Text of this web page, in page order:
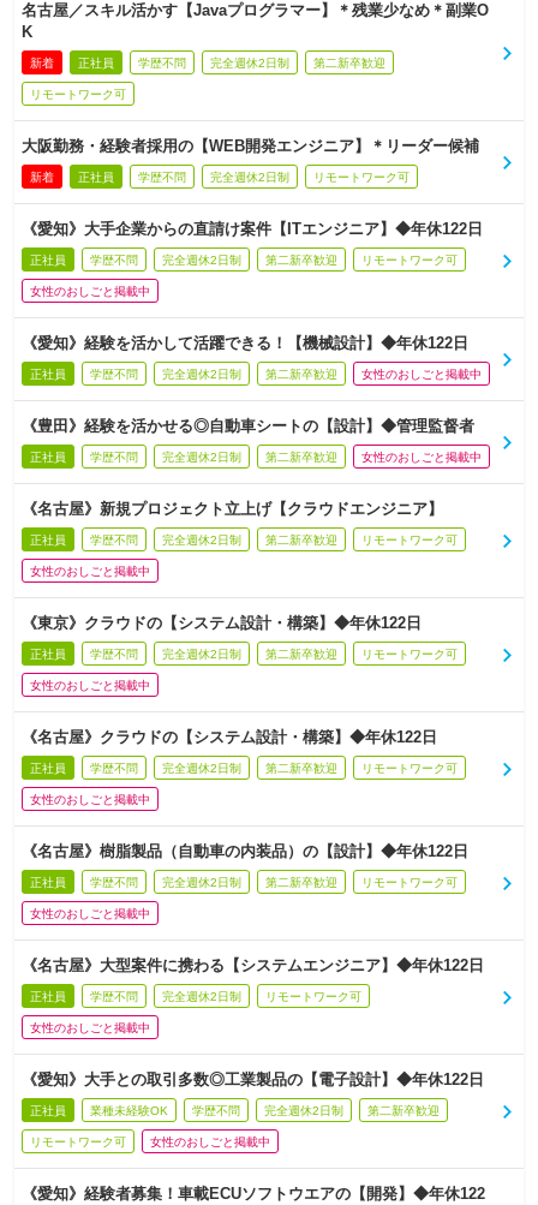
名古屋／スキル活かす【Javaプログラマー】＊残業少なめ＊副業O
K
新着 正社員 学歴不問 完全週休2日制 第二新卒歓迎
リモートワーク可
大阪勤務・経験者採用の【WEB開発エンジニア】＊リーダー候補
新着 正社員 学歴不問 完全週休2日制 リモートワーク可
《愛知》大手企業からの直請け案件【ITエンジニア】◆年休122日
正社員 学歴不問 完全週休2日制 第二新卒歓迎 リモートワーク可
女性のおしごと掲載中
《愛知》経験を活かして活躍できる！【機械設計】◆年休122日
正社員 学歴不問 完全週休2日制 第二新卒歓迎 女性のおしごと掲載中
《豊田》経験を活かせる◎自動車シートの【設計】◆管理監督者
正社員 学歴不問 完全週休2日制 第二新卒歓迎 女性のおしごと掲載中
《名古屋》新規プロジェクト立上げ【クラウドエンジニア】
正社員 学歴不問 完全週休2日制 第二新卒歓迎 リモートワーク可
女性のおしごと掲載中
《東京》クラウドの【システム設計・構築】◆年休122日
正社員 学歴不問 完全週休2日制 第二新卒歓迎 リモートワーク可
女性のおしごと掲載中
《名古屋》クラウドの【システム設計・構築】◆年休122日
正社員 学歴不問 完全週休2日制 第二新卒歓迎 リモートワーク可
女性のおしごと掲載中
《名古屋》樹脂製品（自動車の内装品）の【設計】◆年休122日
正社員 学歴不問 完全週休2日制 第二新卒歓迎 リモートワーク可
女性のおしごと掲載中
《名古屋》大型案件に携わる【システムエンジニア】◆年休122日
正社員 学歴不問 完全週休2日制 リモートワーク可
女性のおしごと掲載中
《愛知》大手との取引多数◎工業製品の【電子設計】◆年休122日
正社員 業種未経験OK 学歴不問 完全週休2日制 第二新卒歓迎
リモートワーク可 女性のおしごと掲載中
《愛知》経験者募集！車載ECUソフトウエアの【開発】◆年休122